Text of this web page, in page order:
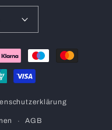
AGB